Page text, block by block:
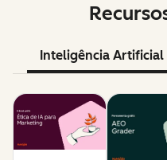
Inteligência Artificial